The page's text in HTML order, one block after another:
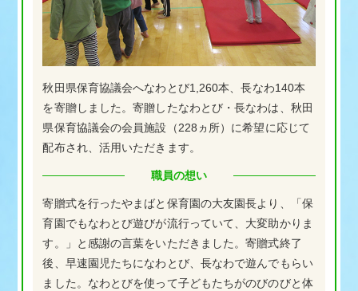
秋田県保育協議会へなわとび1,260本、長なわ140本
を寄贈しました。寄贈したなわとび・長なわは、秋田
県保育協議会の会員施設（228ヵ所）に希望に応じて
配布され、活用いただきます。
職員の想い
寄贈式を行ったやまばと保育園の大友園長より、「保
育園でもなわとび遊びが流行っていて、大変助かりま
す。」と感謝の言葉をいただきました。寄贈式終了
後、早速園児たちになわとび、長なわで遊んでもらい
ました。なわとびを使って子どもたちがのびのびと体